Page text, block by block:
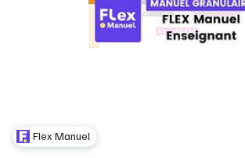
Flex Manuel